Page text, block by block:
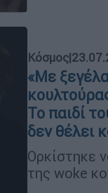
Κόσμος|
«Με
Το παιδί
δεν θέλει
Ορκίστηκε
της woke